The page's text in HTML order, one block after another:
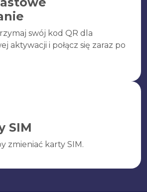
swój kod QR dla
aktywacji i połącz się zaraz po
SIM
zmieniać karty SIM.